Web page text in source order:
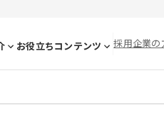
お役立ちコンテンツ 採用企業の